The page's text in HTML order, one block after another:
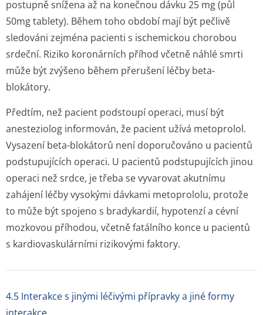
postupně snížena až na konečnou dávku 25 mg (půl
50mg tablety). Během toho období mají být pečlivě
sledováni zejména pacienti s ischemickou chorobou
srdeční. Riziko koronárních příhod včetně náhlé smrti
může být zvýšeno během přerušení léčby beta-
blokátory.
Předtím, než pacient podstoupí operaci, musí být
anesteziolog informován, že pacient užívá metoprolol.
Vysazení beta-blokátorů není doporučováno u pacientů
podstupujících operaci. U pacientů podstupujících jinou
operaci než srdce, je třeba se vyvarovat akutnímu
zahájení léčby vysokými dávkami metoprololu, protože
to může být spojeno s bradykardií, hypotenzí a cévní
mozkovou příhodou, včetně fatálního konce u pacientů
s kardiovasku­lárními rizikovými faktory.
4.5 Interakce s jinými léčivými přípravky a jiné formy